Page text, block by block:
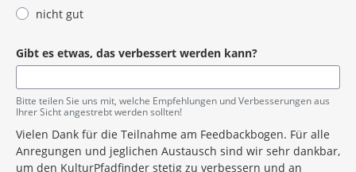
nicht gut
Gibt es etwas, das verbessert werden kann?
Bitte teilen Sie uns mit, welche Empfehlungen und Verbesserungen aus
Ihrer Sicht angestrebt werden sollten!
Vielen Dank für die Teilnahme am Feedbackbogen. Für alle
Anregungen und jeglichen Austausch sind wir sehr dankbar,
um den KulturPfadfinder stetig zu verbessern und an